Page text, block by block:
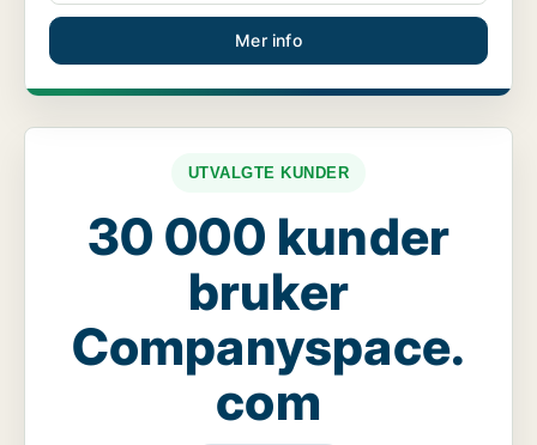
Mer info
UTVALGTE KUNDER
30 000 kunder
bruker
Companyspace.
com